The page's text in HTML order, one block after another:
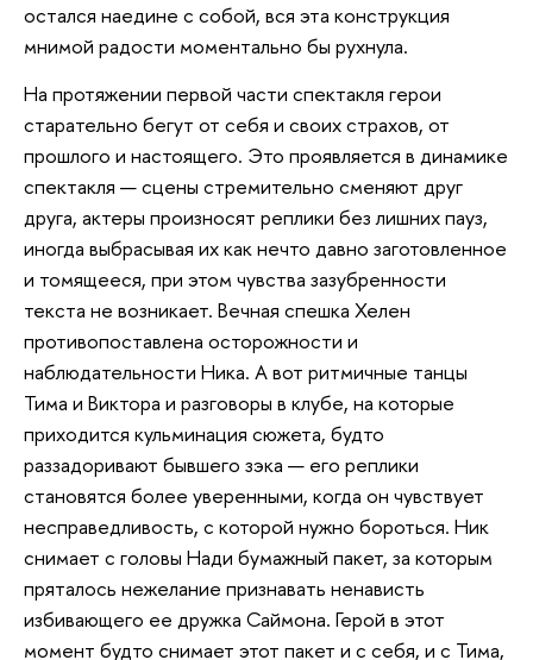
остался наедине с собой, вся эта конструкция
мнимой радости моментально бы рухнула.
На протяжении первой части спектакля герои
старательно бегут от себя и своих страхов, от
прошлого и настоящего. Это проявляется в динамике
спектакля — сцены стремительно сменяют друг
друга, актеры произносят реплики без лишних пауз,
иногда выбрасывая их как нечто давно заготовленное
и томящееся, при этом чувства зазубренности
текста не возникает. Вечная спешка Хелен
противопоставлена осторожности и
наблюдательности Ника. А вот ритмичные танцы
Тима и Виктора и разговоры в клубе, на которые
приходится кульминация сюжета, будто
раззадоривают бывшего зэка — его реплики
становятся более уверенными, когда он чувствует
несправедливость, с которой нужно бороться. Ник
снимает с головы Нади бумажный пакет, за которым
пряталось нежелание признавать ненависть
избивающего ее дружка Саймона. Герой в этот
момент будто снимает этот пакет и с себя, и с Тима,